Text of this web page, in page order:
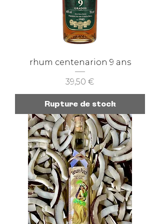
rhum centenarion 9 ans
Prix
39,50 €
Rupture de stock